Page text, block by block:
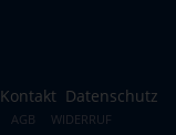
Kontakt Datenschutz
AGB WIDERRUF